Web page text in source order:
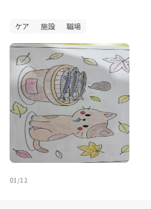
ケア 施設 職場
01/12